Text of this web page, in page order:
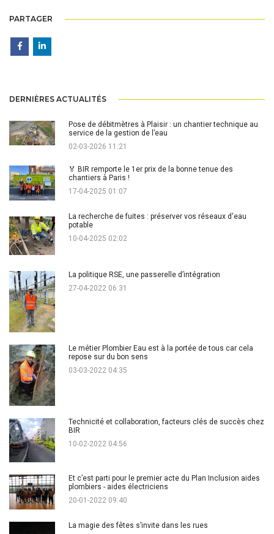
PARTAGER
DERNIÈRES ACTUALITÉS
Pose de débitmètres à Plaisir : un chantier technique au
service de la gestion de l’eau
02-03-2026 11:21
🏅 BIR remporte le 1er prix de la bonne tenue des
chantiers à Paris !
17-04-2025 01:07
La recherche de fuites : préserver vos réseaux d'eau
potable
10-04-2025 02:02
La politique RSE, une passerelle d’intégration
27-04-2022 06:31
Le métier Plombier Eau est à la portée de tous car cela
repose sur du bon sens
03-03-2022 04:35
Technicité et collaboration, facteurs clés de succès chez
BIR
10-02-2022 04:56
Et c’est parti pour le premier acte du Plan Inclusion aides
plombiers - aides électriciens
20-01-2022 09:40
La magie des fêtes s’invite dans les rues